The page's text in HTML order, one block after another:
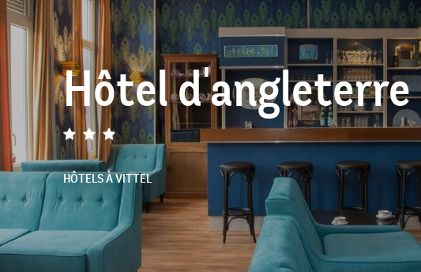
Hôtel d'angleterre
HÔTELSÀ VITTEL